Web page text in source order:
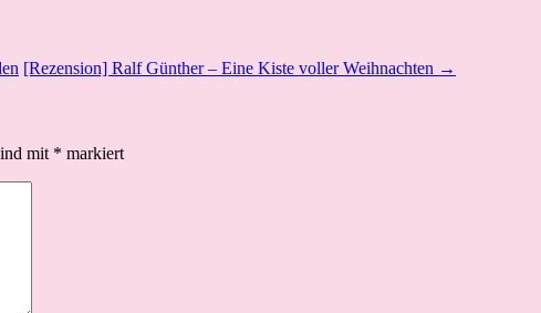
[Rezension] Ralf Günther – Eine Kiste voller Weihnachten →
mit * markiert